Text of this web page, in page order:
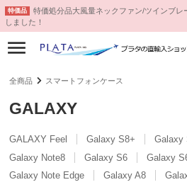
特価品
特価処分品大風量ネックファン/ツインブ
しました！
全商品 スマートフォンケース
GALAXY
GALAXY Feel Galaxy S8+ Galaxy
Galaxy Note8
Galaxy S6 Galaxy
Galaxy Note Edge
Galaxy A8